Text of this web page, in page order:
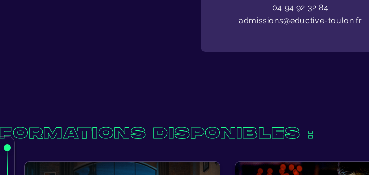
04 94 92 32 84
admissions@eductive-toulon.fr
FORMATIONS DISPONIBLES :